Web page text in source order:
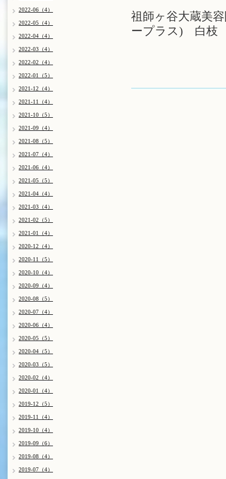
祖師ヶ谷大蔵美容
ープラス) 白枝
2022-06（4）
2022-05（4）
2022-04（4）
2022-03（4）
2022-02（4）
2022-01（5）
2021-12（4）
2021-11（4）
2021-10（5）
2021-09（4）
2021-08（5）
2021-07（4）
2021-06（4）
2021-05（5）
2021-04（4）
2021-03（4）
2021-02（5）
2021-01（4）
2020-12（4）
2020-11（5）
2020-10（4）
2020-09（4）
2020-08（5）
2020-07（4）
2020-06（4）
2020-05（5）
2020-04（5）
2020-03（5）
2020-02（4）
2020-01（4）
2019-12（5）
2019-11（4）
2019-10（4）
2019-09（6）
2019-08（4）
2019-07（4）